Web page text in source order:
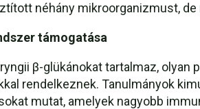
néhány mikroorganizmust,
támogatása
β-glükánokat tartalmaz,
rendelkeznek. Tanulmányok
mutat, amelyek nagyobb